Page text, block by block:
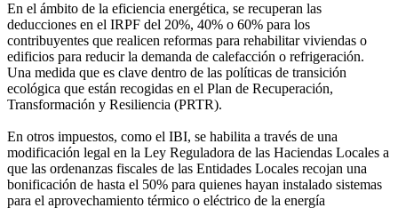
En el ámbito de la eficiencia energética, se recuperan las
deducciones en el IRPF del 20%, 40% o 60% para los
contribuyentes que realicen reformas para rehabilitar viviendas o
edificios para reducir la demanda de calefacción o refrigeración.
Una medida que es clave dentro de las políticas de transición
ecológica que están recogidas en el Plan de Recuperación,
Transformación y Resiliencia (PRTR).
En otros impuestos, como el IBI, se habilita a través de una
modificación legal en la Ley Reguladora de las Haciendas Locales a
que las ordenanzas fiscales de las Entidades Locales recojan una
bonificación de hasta el 50% para quienes hayan instalado sistemas
para el aprovechamiento térmico o eléctrico de la energía